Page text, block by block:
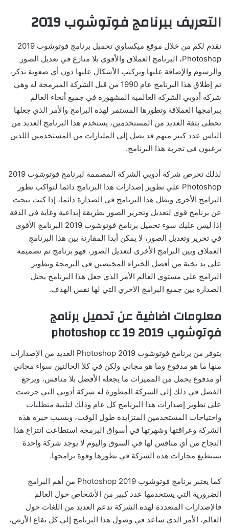
التعريف ببرنامج فوتوشوب 2019
نقدم لكم من خلال موقع ميكساوي تحميل برنامج فوتوشوب 2019
Photoshop، البرنامج العملاق والأقوى بلا منازع في تعديل الصور
والرسوم والإضافة عليها وتركيب الأشكال عليها دون أي صعوبة تذكر،
تم إطلاق هذا البرنامج عام 1990 من قبل الشركة المبرمجة له وهي
شركة أدوبي الشركة العالمية المشهورة في جميع أنحاء العالم
ببرامجها العملاقة وتطورها المستمر لهذه البرامج والأمر الذي جعلها
تحظى بثقة العديد من المستخدمين، يستخدم هذا البرنامج العديد من
الناس عدد كبير منهم قد يصل إلي المليارات من المستخدمين اللذين
يرغبون في تجربة هذا البرنامج.
لذلك تحرص شركة أدوبي الشركة المصممة لبرنامج فوتوشوب 2019
Photoshop علي تطوير إصدارات هذا البرنامج دائما لتواكب تطور
البرامج الأخرى ويظل هذا البرنامج في الصدارة دائما، إذا كنت تبحث
عن برنامج قوي لتعديل وتحرير الصور بطريقة إبداعية وغاية في الدقة
إذا ليس عليك سوء تحميل برنامج فوتوشوب 2019 البرنامج الأقوى
في تحرير وتعديل الصور، لا يمكن أبدا المقارنة بين هذا البرنامج
العملاق وبين البرامج الأخرى لتعديل الصور، فهو برنامج تم تصميمه
علي يد نخبة من أفضل الخبراء المختصين في البرمجة وتطوير
البرامج علي مستوي العالم الأمر الذي جعل هذا البرنامج يحتل
الصدارة بين جميع البرامج الاخري التي لها نفس الهدف.
معلومات اضافية عن تحميل برنامج
فوتوشوب 2019 photoshop cc 19
يتوفر من برنامج فوتوشوب Photoshop 2019 العديد من الإصدارات
منها ما هو مدفوع وما هو مجاني ولكن في كلا الحالتين سواء مجاني
أو مدفوع يحمل من المميزات ما يجعله الأفضل بلا منافس، ويرجع
الفضل في ذلك إلي الشركة المطورة له شركة أدوبي التي حرصت
علي تطوير إصدارات هذا البرنامج كل عام وذلك لتلبية متطلبات
واحتياجات المستخدمين المتزايدة طول الوقت، وبسبب خبرة هذه
الشركة وعراقتها وشهرتها في أسواق البرمجة استطاعت انتزاع هذا
النجاح من أي منافس لها في السوق واليوم لا يوجد شركة واحدة
تستطيع مجارات هذه الشركة في تطورها وقوة برامجها.
كما يعتبر برنامج فوتوشوب Photoshop 2019 من أهم البرامج
الضرورية التي يستخدمها عدد كبير من الأشخاص حول العالم
فالإصدارات المتعددة لهذه الشركة تدعم العديد من اللغات حول
العالم، الأمر الذي ساعد في وصول هذا البرنامج إلي كل بقاع الأرض،